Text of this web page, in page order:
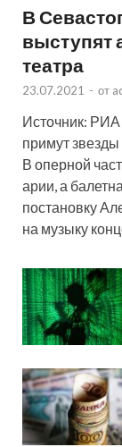
В
выступят
театра
23.07.2021 - от
Источник: РИА
примут
В оперной
арии, а
постановку
на музыку